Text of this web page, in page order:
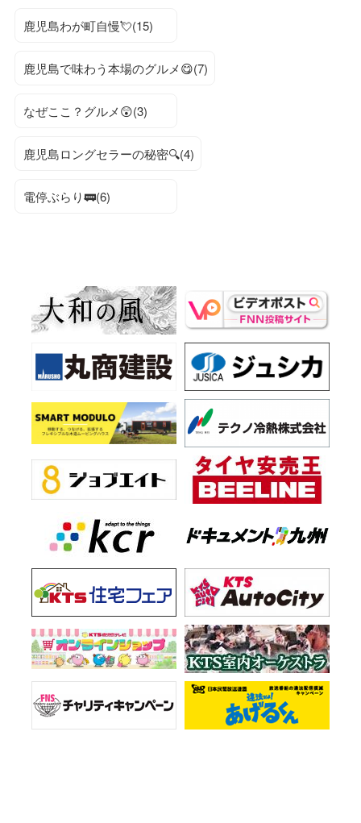
鹿児島わが町自慢💘(15)
鹿児島で味わう本場のグルメ😋(7)
なぜここ？グルメ😲(3)
鹿児島ロングセラーの秘密🔍(4)
電停ぶらり🚃(6)